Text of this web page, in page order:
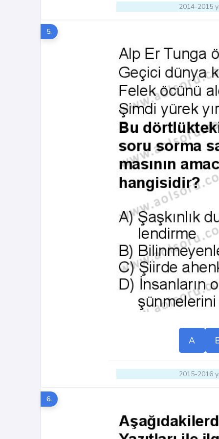
2014-2015
5.
A
2015-2016
6.